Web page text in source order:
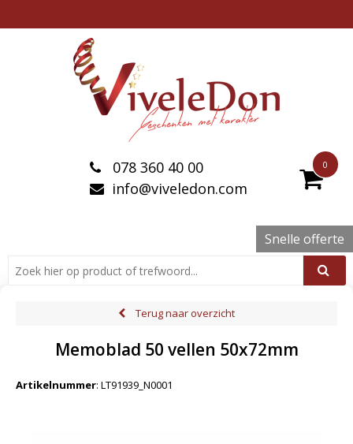
0
078 360 40 00
info@viveledon.com
Snelle offerte
Terug naar overzicht
Memoblad 50 vellen 50x72mm
Artikelnummer: LT91939_N0001